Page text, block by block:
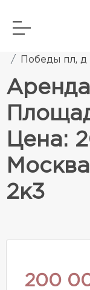
Победы пл, д
Цена:
2к3
200